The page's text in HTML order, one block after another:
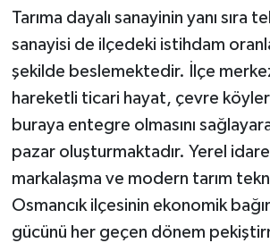
Tarıma dayalı sanayinin yanı sıra
sanayisi de ilçedeki istihdam
şekilde beslemektedir. İlçe
hareketli ticari hayat, çevre
buraya entegre olmasını
pazar oluşturmaktadır. Yerel
markalaşma ve modern tarım
Osmancık ilçesinin ekonomik
gücünü her geçen dönem